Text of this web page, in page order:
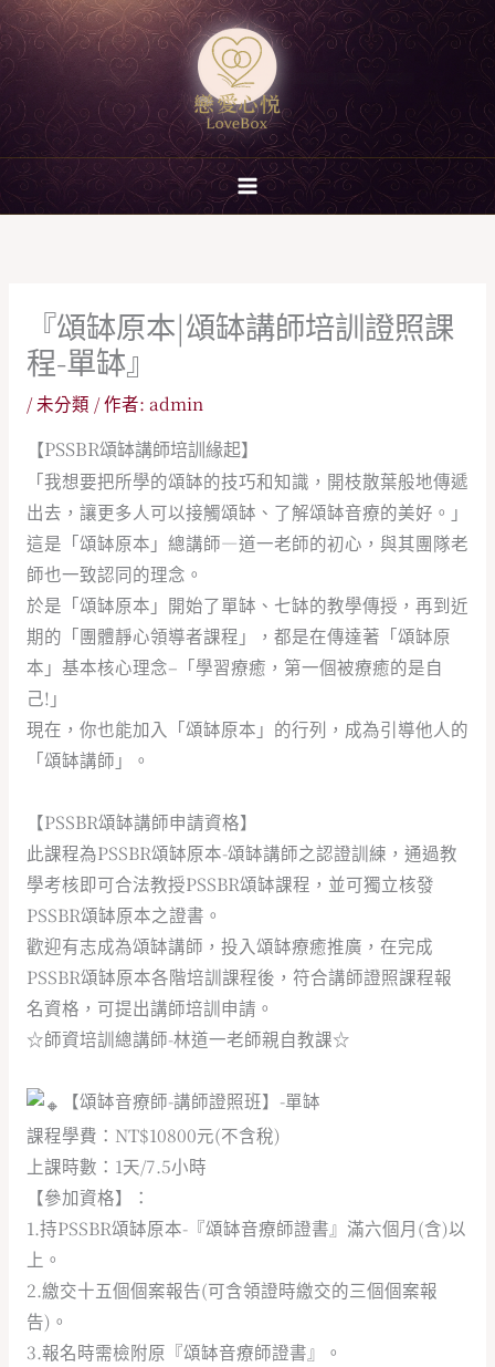
跳
至
主
要
內
『頌缽原本|頌缽講師培訓證照課
程-單缽』
/未分類 / 作者: admin
【PSSBR頌缽講師培訓緣起】
「我想要把所學的頌缽的技巧和知識，開枝散葉般地傳遞
出去，讓更多人可以接觸頌缽、了解頌缽音療的美好。」
這是「頌缽原本」總講師—道一老師的初心，與其團隊老
師也一致認同的理念。
於是「頌缽原本」開始了單缽、七缽的教學傳授，再到近
期的「團體靜心領導者課程」，都是在傳達著「頌缽原
本」基本核心理念–「學習療癒，第一個被療癒的是自
己!」
現在，你也能加入「頌缽原本」的行列，成為引導他人的
「頌缽講師」。
【PSSBR頌缽講師申請資格】
此課程為PSSBR頌缽原本-頌缽講師之認證訓練，通過教
學考核即可合法教授PSSBR頌缽課程，並可獨立核發
PSSBR頌缽原本之證書。
歡迎有志成為頌缽講師，投入頌缽療癒推廣，在完成
PSSBR頌缽原本各階培訓課程後，符合講師證照課程報
名資格，可提出講師培訓申請。
☆師資培訓總講師-林道一老師親自教課☆
【頌缽音療師-講師證照班】-單缽
課程學費：NT$10800元(不含稅)
上課時數：1天/7.5小時
【參加資格】：
1.持PSSBR頌缽原本-『頌缽音療師證書』滿六個月(含)以
上。
2.繳交十五個個案報告(可含領證時繳交的三個個案報
告)。
3.報名時需檢附原『頌缽音療師證書』。